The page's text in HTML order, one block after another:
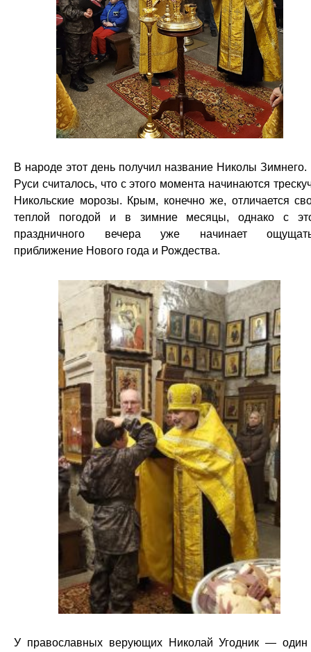
В народе этот день получил название Николы
Руси считалось, что с этого момента начинаются
Никольские морозы. Крым, конечно же, отличается
теплой погодой и в зимние месяцы, однако с
праздничного вечера уже начинает
приближение Нового года и Рождества.
У православных верующих Николай Угодник — один